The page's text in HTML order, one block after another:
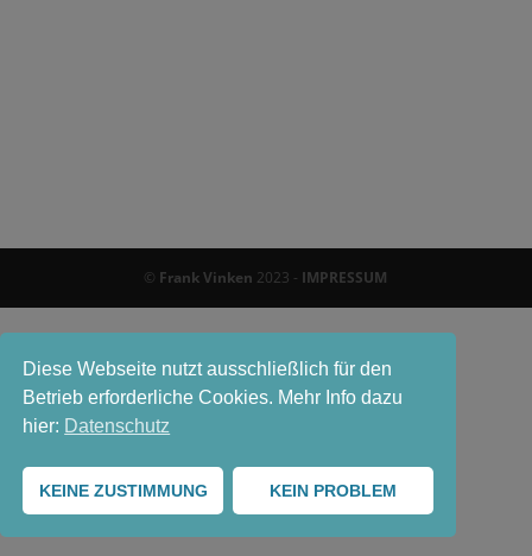
© Frank Vinken 2023 - IMPRESSUM
Diese Webseite nutzt ausschließlich für den
Betrieb erforderliche Cookies. Mehr Info dazu
hier: Datenschutz
KEINE ZUSTIMMUNG KEIN PROBLEM